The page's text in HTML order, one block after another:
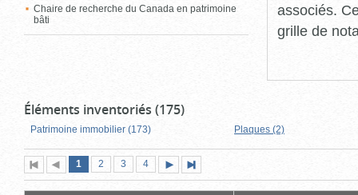
Chaire de recherche du Canada en patrimoine
bâti
associés.
grille de
Éléments inventoriés (175)
Patrimoine immobilier (173) Plaques (2)
Première
page
Page
précédente
Page
1 (page
actuelle)
Page
2 Page
3 Page
4
suivante
page